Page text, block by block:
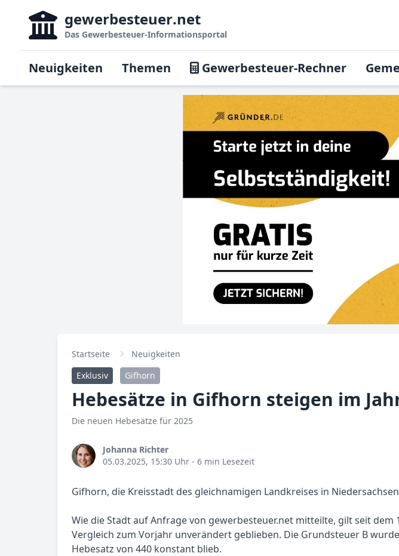
gewerbesteuer.net
Das Gewerbesteuer-Informationsportal
Neuigkeiten Themen Gewerbesteuer-Rechner
Startseite
Neuigkeiten
Exklusiv
Gifhorn
Hebesätze in Gifhorn steigen im
Die neuen Hebesätze für 2025
Johanna Richter
05.03.2025, 15:30 Uhr - 6 min Lesezeit
Gifhorn, die Kreisstadt des gleichnamigen Landkreises in
Wie die Stadt auf Anfrage von gewerbesteuer.net mitteilte, gilt seit dem
Vergleich zum Vorjahr unverändert geblieben. Die Grundsteuer B
Hebesatz von 440 konstant blieb.